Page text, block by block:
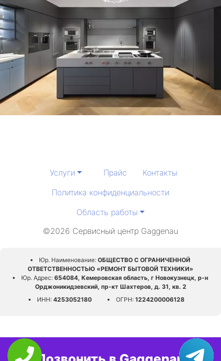
Услуги Прайс
Контакты
Политика конфиденциальности
Область работы
©2026 Сервисный центр Gaggenau
Юр. Наименование: ОБЩЕСТВО С ОГРАНИЧЕННОЙ
ОТВЕТСТВЕННОСТЬЮ «РЕМОНТ БЫТОВОЙ ТЕХНИКИ»
Юр. Адрес: 654084, Кемеровская область, г Новокузнецк, р-н
Орджоникидзевский, пр-кт Шахтеров, д. 31, кв. 2
ИНН: 4253052180 ОГРН: 1224200006128